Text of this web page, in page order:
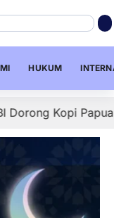
HUKUM
Papua Tembus